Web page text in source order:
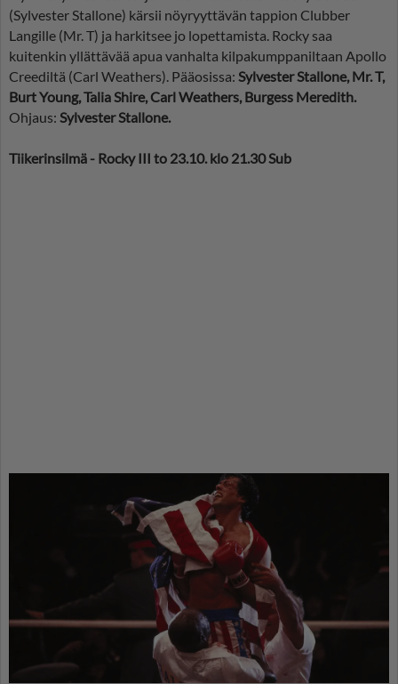
(Sylvester Stallone) kärsii nöyryyttävän tappion Clubber
Langille (Mr. T) ja harkitsee jo lopettamista. Rocky saa
kuitenkin yllättävää apua vanhalta kilpakumppaniltaan Apollo
Creediltä (Carl Weathers). Pääosissa: Sylvester Stallone, Mr. T,
Burt Young, Talia Shire, Carl Weathers, Burgess Meredith.
Ohjaus: Sylvester Stallone.
Tiikerinsilmä - Rocky III to 23.10. klo 21.30 Sub